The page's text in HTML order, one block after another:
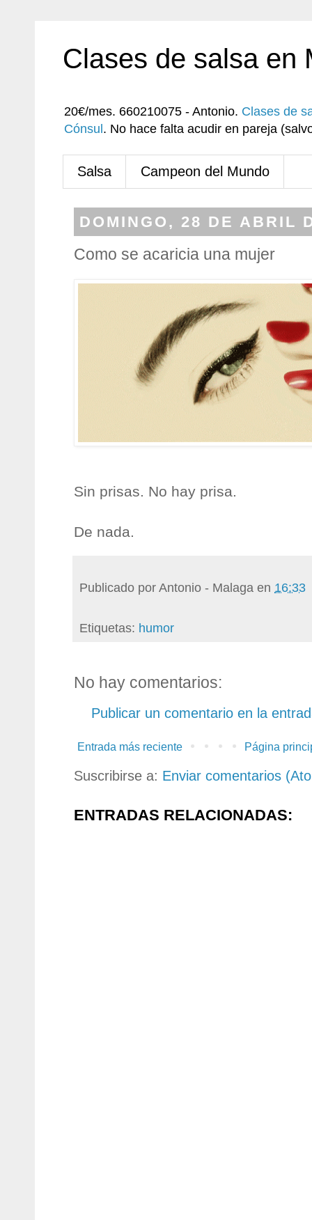
Clases de salsa en
20€/mes. 660210075 - Antonio. Clases de
Cónsul . No hace falta acudir en pareja
Salsa Campeon del Mundo
DOMINGO, 28 DE ABRIL
Como se acaricia una mujer
Sin prisas. No hay prisa.
De nada.
Publicado porAntonio - Malaga en 16:33
Etiquetas: humor
No hay comentarios:
Publicar un comentario en la
Entrada más reciente Página
Suscribirse a: Enviar comentarios
ENTRADAS RELACIONADAS: